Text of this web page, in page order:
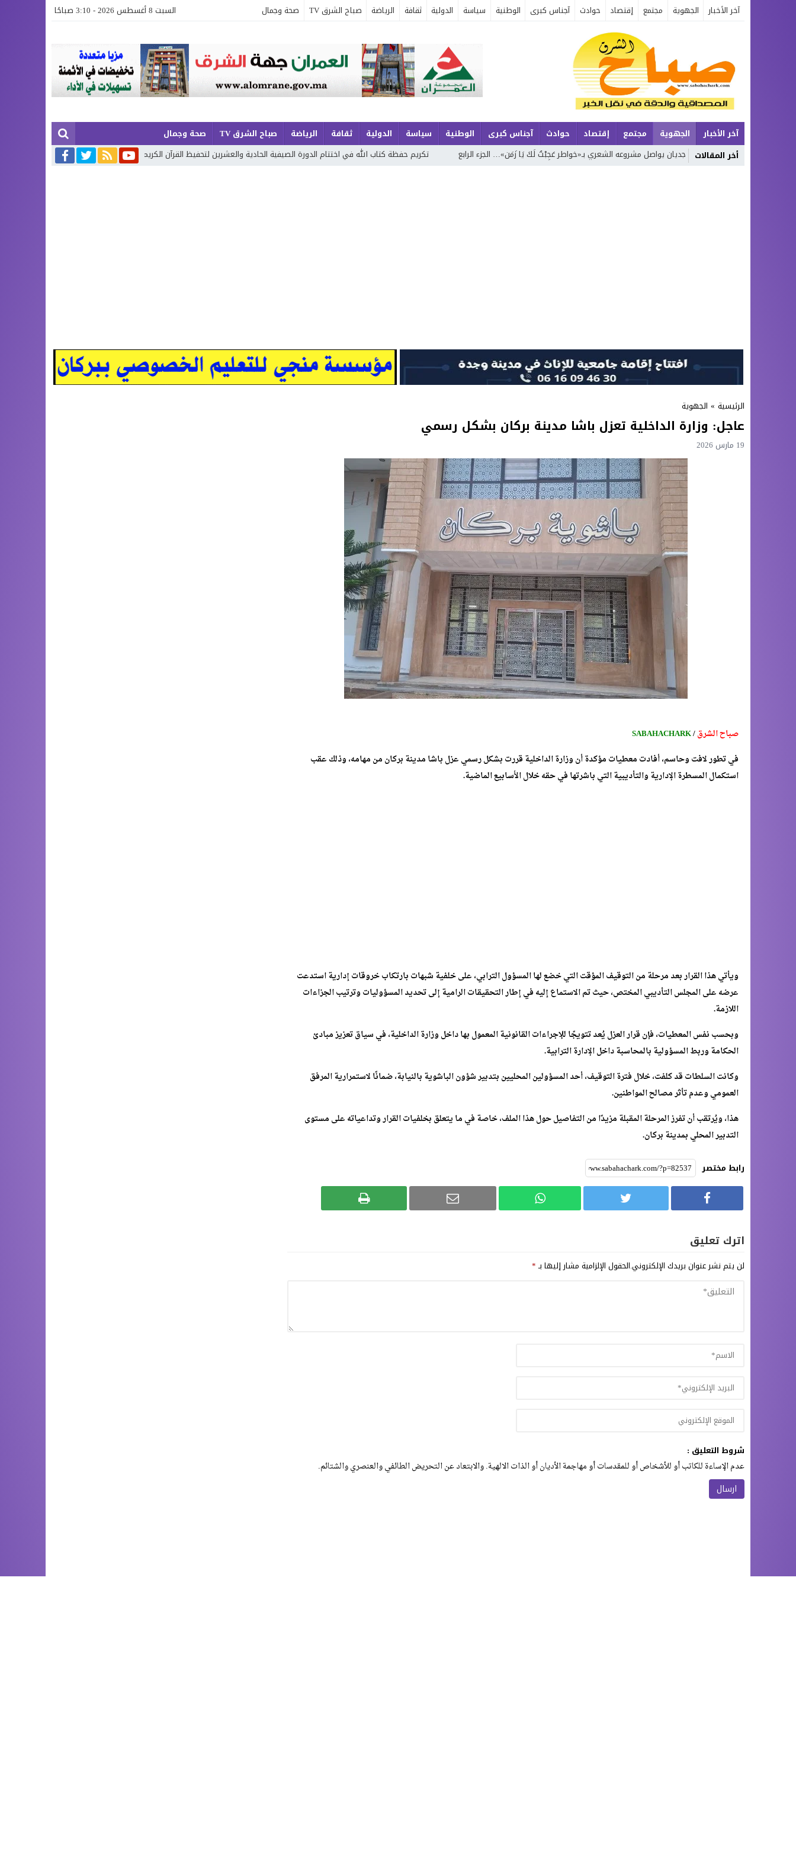
آخر الأخبار الجهوية مجتمع إقتصاد حوادث آجناس كبرى الوطنية سياسة الدولية ثقافة الرياضة صباح الشرق TV صحة وجمال السبت 8 أغسطس 2026 - 3:10 صباحًا
آخر الأخبار الجهوية مجتمع إقتصاد حوادث آجناس كبرى الوطنية سياسة الدولية ثقافة الرياضة صباح الشرق TV
صحة وجمال
أخر المقالات
محمد بوجديان يواصل مشروعه الشعري بـ«خواطر عَجِبْتُ لَكَ يَا زَمَن»… الجزء الرابع تكريم حفظة كتاب الله في اختتام الدورة الصيفية الحادية والعشرين لتحفيظ القرآن الكريم بإقليم بركان إطلاق حصة إضافية من الدعم
الرئيسية » الجهوية
عاجل: وزارة الداخلية تعزل باشا مدينة بركان بشكل رسمي
19 مارس 2026
صباح الشرق/
SABAHACHARK
في تطور لافت وحاسم، أفادت معطيات مؤكدة أن وزارة الداخلية قررت بشكل رسمي عزل باشا مدينة بركان من مهامه، وذلك عقب
استكمال المسطرة الإدارية والتأديبية التي باشرتها في حقه خلال الأسابيع الماضية.
ويأتي هذا القرار بعد مرحلة من التوقيف المؤقت التي خضع لها المسؤول الترابي، على خلفية شبهات بارتكاب خروقات إدارية استدعت
عرضه على المجلس التأديبي المختص، حيث تم الاستماع إليه في إطار التحقيقات الرامية إلى تحديد المسؤوليات وترتيب الجزاءات
اللازمة.
وبحسب نفس المعطيات، فإن قرار العزل يُعد تتويجًا للإجراءات القانونية المعمول بها داخل وزارة الداخلية، في سياق تعزيز مبادئ
الحكامة وربط المسؤولية بالمحاسبة داخل الإدارة الترابية.
وكانت السلطات قد كلفت، خلال فترة التوقيف، أحد المسؤولين المحليين بتدبير شؤون الباشوية بالنيابة، ضمانًا لاستمرارية المرفق
العمومي وعدم تأثر مصالح المواطنين.
هذا، ويُرتقب أن تفرز المرحلة المقبلة مزيدًا من التفاصيل حول هذا الملف، خاصة في ما يتعلق بخلفيات القرار وتداعياته على مستوى
التدبير المحلي بمدينة بركان.
رابط مختصر
اترك تعليق
لن يتم نشر عنوان بريدك الإلكتروني.الحقول الإلزامية مشار إليها بـ*
شروط التعليق :
عدم الإساءة للكاتب أو للأشخاص أو للمقدسات أو مهاجمة الأديان أو الذات الالهية. والابتعاد عن التحريض الطائفي والعنصري والشتائم.